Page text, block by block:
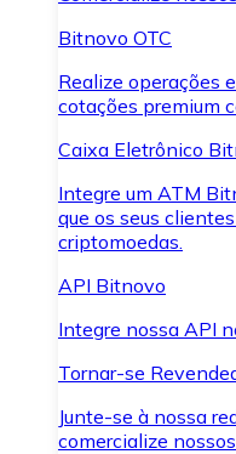
Bitnovo OTC
Realize operações
cotações premium
Caixa Eletrônico
Integre um ATM
que os seus
criptomoedas.
API Bitnovo
Integre nossa API
Tornar-se
Junte-se à nossa
comercialize